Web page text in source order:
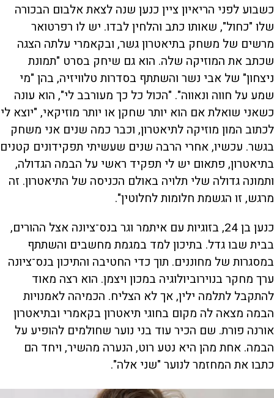
כשבוע לפני הריאיון ציין כנען שנה לצאת אלבום הבכורה
שלו "כחול", שאותו כתב והלחין לבדו. יש לו רפרטואר
מרשים של משחק בתיאטרון גשר, ובקאמרי עלתה הצגה
שכתב את המוזיקה שלה. הוא גם שיחק בסרט "תמונת
ניצחון" של אבי נשר והשתתף בסדרות טלוויזיה, בהן "מי
שמע על חווה ונאווה". "הכול כל כך מעורבב לי", הוא עונה
כשאני שואלת אם הוא יותר שחקן או יותר מוזיקאי, "יוצא לי
לכתוב המון מוזיקה לתיאטרון, וכבר כמה שנים אני משחק
בגשר. עכשיו, אחרי הרבה שנים שעשיתי תפקידונים קטנים
בתיאטרון, פתאום יש לי תפקיד ראשי על הבמה הגדולה,
ותמונה גדולה שלי תלויה באולם הכניסה של התיאטרון. זה
מרגש, זו הגשמת חלומות לחלוטין".
כנען בן 24, בזוגיות עם איתמר וגר בנס־ציונה אצל ההורים,
בבית שבו גדל. בתיכון למד במגמת מחשבים והשתתף
במסגרות של מחוננים. תוך כדי החטיבה והתיכון בנס־ציונה
ערך מחקר בנוירוביולוגיה במכון ויצמן. הוא רצה מאוד
להתקבל לתלמה ילין, אך לא הצליח. הכמיהה לאמנויות
הבמה מצאה לה מקום בחוגי תיאטרון בקאמרי ובתיאטרון
אורנה פורת. שם הכיר עוד בני נוער שחולמים להופיע על
הבמה. אחת מהן היא נטע רוט, הנערה מהשיר, ויחד הם
כתבו את המחזמר לנוער "שני אלה".